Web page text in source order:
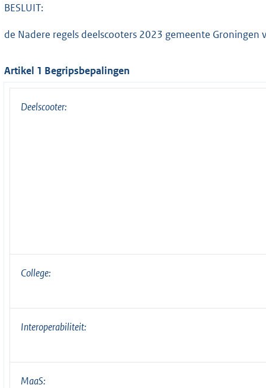
BESLUIT:
de Nadere regels deelscooters 2023 gemeente Groningen
Artikel 1 Begripsbepalingen
Deelscooter:
College:
Interoperabiliteit:
MaaS: